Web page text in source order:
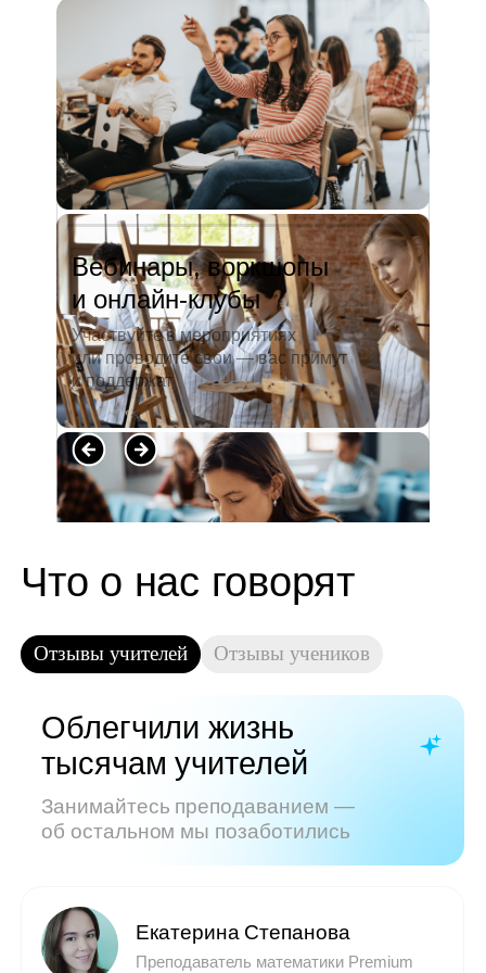
Вебинары, воркшопы
и онлайн-клубы
Участвуйте в мероприятиях
или проводите свои — вас примут
и поддержат
педагогический университет, пошла
преподавать в школу. Проработав в ней
5 лет, я поняла, что нужно двигать...
Читать полностью →
Показать все отзывы
Часто задаваемые
вопросы